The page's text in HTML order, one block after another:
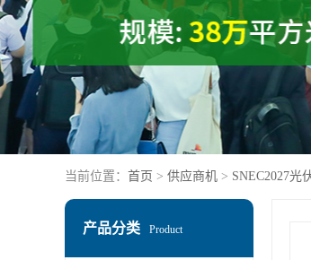
当前位置： 首页 > 供应商机 > SNEC2027光
产品分类 Product